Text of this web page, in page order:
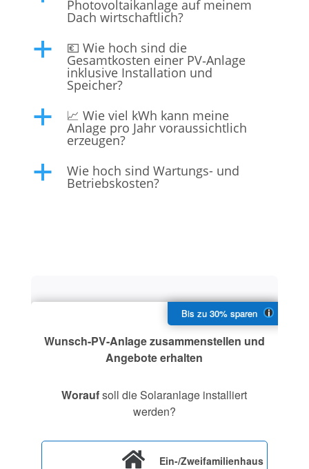
Photovoltaikanlage auf meinem
Dach wirtschaftlich?
a 💶 Wie hoch sind die
Gesamtkosten einer PV‑Anlage
inklusive Installation und
Speicher?
a 📈 Wie viel kWh kann meine
Anlage pro Jahr voraussichtlich
erzeugen?
a Wie hoch sind Wartungs- und
Betriebskosten?
Wunsch-PV-Anlage zusammenstellen und
Angebote erhalten
Woraufsoll die Solaranlage installiert
werden?
Ein-/Zweifamilienhaus